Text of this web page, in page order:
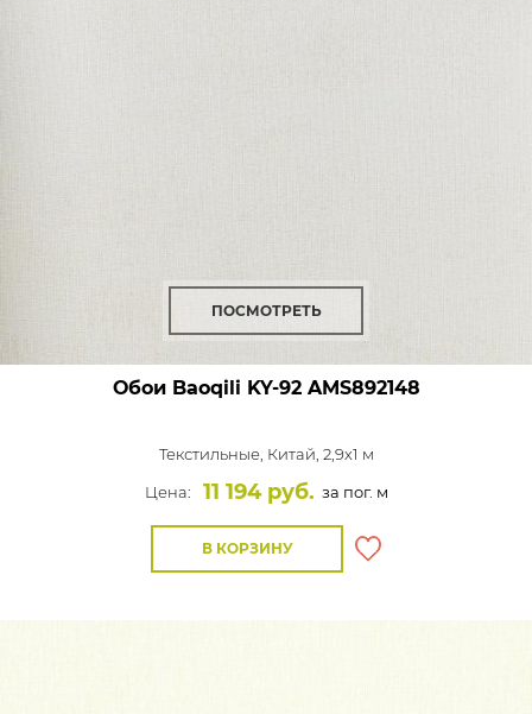
ПОСМОТРЕТЬ
Обои Baoqili KY-92AMS892148
Текстильные, Китай, 2,9x1 м
Цена:
11 194 руб. за пог. м
В КОРЗИНУ